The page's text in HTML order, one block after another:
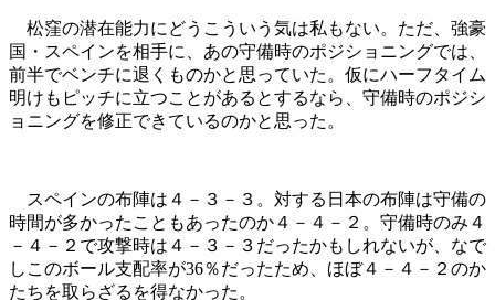
松窪の潜在能力にどうこういう気は私もない。ただ、強豪
国・スペインを相手に、あの守備時のポジショニングでは、
前半でベンチに退くものかと思っていた。仮にハーフタイム
明けもピッチに立つことがあるとするなら、守備時のポジシ
ョニングを修正できているのかと思った。
スペインの布陣は４－３－３。対する日本の布陣は守備の
時間が多かったこともあったのか４－４－２。守備時のみ４
－４－２で攻撃時は４－３－３だったかもしれないが、なで
しこのボール支配率が36％だったため、ほぼ４－４－２のか
たちを取らざるを得なかった。